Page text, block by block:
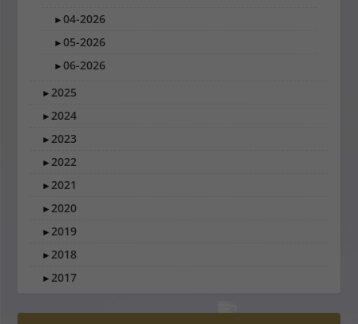
►04-2026
►05-2026
►06-2026
►2025
►2024
►2023
►2022
►2021
►2020
►2019
►2018
►2017